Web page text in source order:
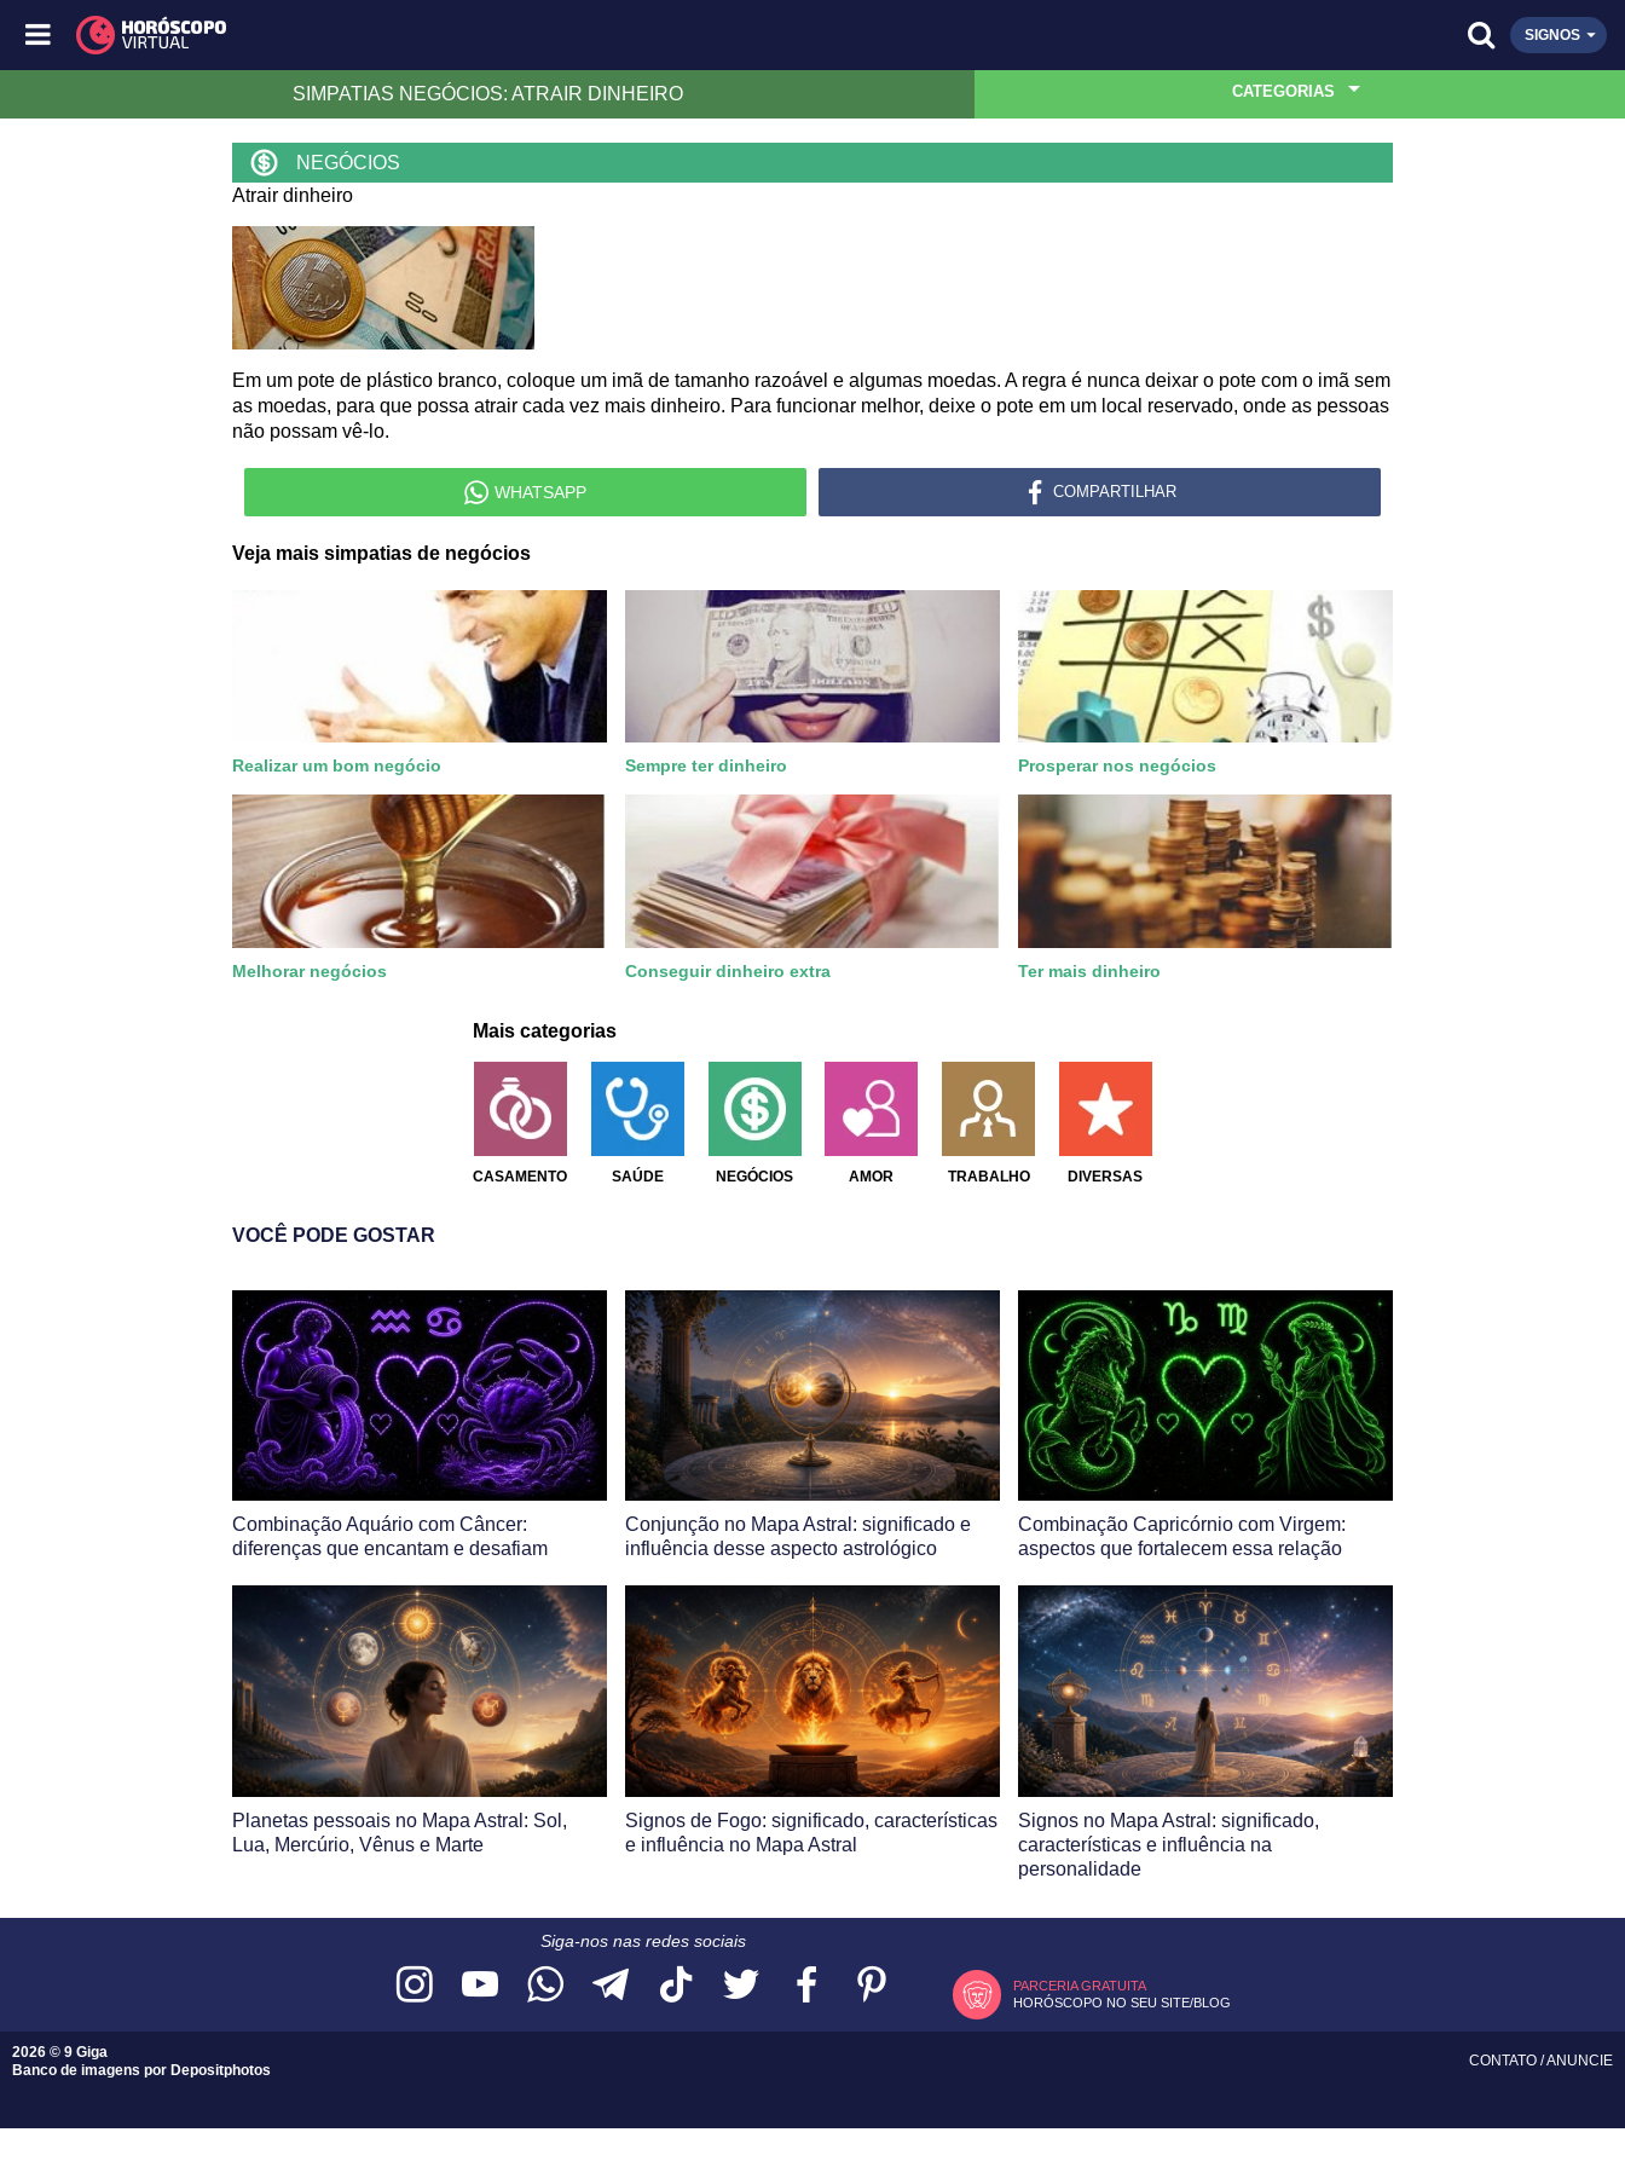
SIGNOS
SIMPATIAS NEGÓCIOS: ATRAIR DINHEIRO CATEGORIAS
NEGÓCIOS
Atrair dinheiro
Em um pote de plástico branco, coloque um imã de tamanho razoável e algumas moedas. A regra é nunca deixar o pote com o imã sem
as moedas, para que possa atrair cada vez mais dinheiro. Para funcionar melhor, deixe o pote em um local reservado, onde as pessoas
não possam vê-lo.
WHATSAPP COMPARTILHAR
Veja mais simpatias de negócios
Realizar um bom negócio Sempre ter dinheiro Prosperar nos negócios
Melhorar negócios Conseguir dinheiro extra Ter mais dinheiro
Mais categorias
CASAMENTO SAÚDE NEGÓCIOS AMOR TRABALHO DIVERSAS
VOCÊ PODE GOSTAR
Combinação Aquário com Câncer:
diferenças que encantam e desafiam
Conjunção no Mapa Astral: significado e
influência desse aspecto astrológico
Combinação Capricórnio com Virgem:
aspectos que fortalecem essa relação
Planetas pessoais no Mapa Astral: Sol,
Lua, Mercúrio, Vênus e Marte
Signos de Fogo: significado, características
e influência no Mapa Astral
Signos no Mapa Astral: significado,
características e influência na
personalidade
Siga-nos nas redes sociais
PARCERIA GRATUITA
HORÓSCOPO NO SEU SITE/BLOG
2026 © 9 Giga
Banco de imagens por Depositphotos
CONTATO /ANUNCIE